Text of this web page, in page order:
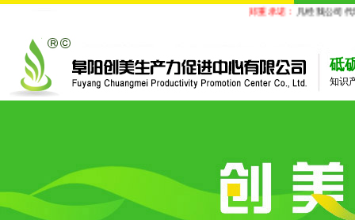
郑重承诺： 凡经我公司代
砥
知识